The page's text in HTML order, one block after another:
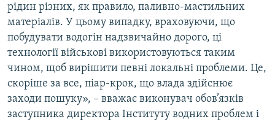
рідин різних, як правило, паливно-мастильних
матеріалів. У цьому випадку, враховуючи, що
побудувати водогін надзвичайно дорого, ці
технології військові використовуються таким
чином, щоб вирішити певні локальні проблеми. Це,
скоріше за все, піар-крок, що влада здійснює
заходи пошуку», – вважає виконувач обов’язків
заступника директора Інституту водних проблем і